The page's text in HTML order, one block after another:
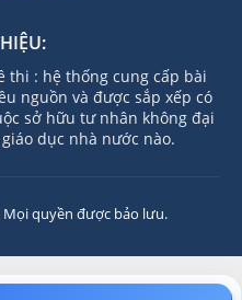
thi : hệ thống cung cấp bài
nguồn và được sắp xếp có
sở hữu tư nhân không đại
dục nhà nước nào.
Mọi quyền được bảo lưu.